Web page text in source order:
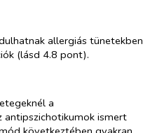
allergiás tünetekben
(lásd 4.8 pont).
a
antipszichotikumok ismert